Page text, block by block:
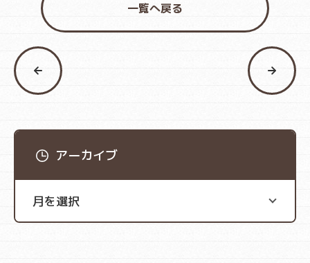
一覧へ戻る
アーカイブ